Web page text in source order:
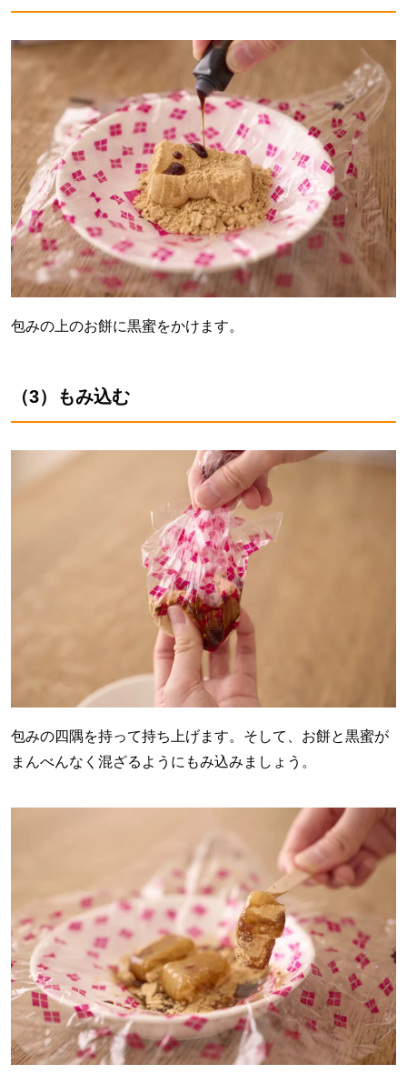
包みの上のお餅に黒蜜をかけます。
（3）もみ込む
包みの四隅を持って持ち上げます。そして、お餅と黒蜜が
まんべんなく混ざるようにもみ込みましょう。